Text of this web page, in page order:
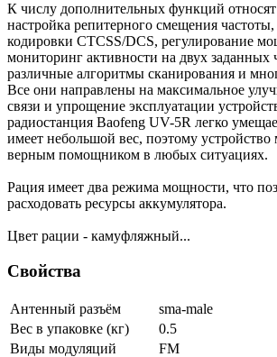
К числу дополнительных функций относят
настройка репитерного смещения
кодировки CTCSS/DCS, регулирование
мониторинг активности на двух заданных
различные алгоритмы сканирования и
Все они направлены на максимальное
связи и упрощение эксплуатации
радиостанция Baofeng UV-5R легко
имеет небольшой вес, поэтому
верным помощником в любых ситуациях.
Рация имеет два режима мощности, что
расходовать ресурсы аккумулятора.
Цвет рации - камуфляжный...
Свойства
Антенный разъём
sma-male
Вес в упаковке (кг)
0.5
Виды модуляций
FM